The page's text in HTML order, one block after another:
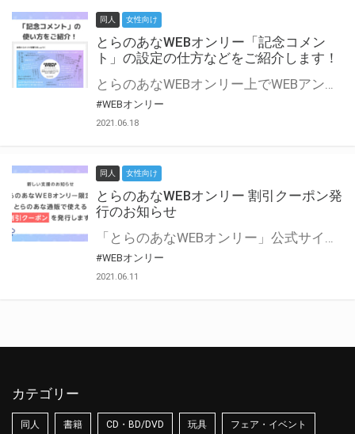
同人 女性向け
とらのあなWEBオンリー「記念コメン
ト」の設定の仕方などをご紹介します！
とらのあなWEBオンリー上でWEBアンソロジーが作成できる「記念コメント」について、その使い方や作成手順を解説します！ 支援タイプを「サークル参加型」「サークル参加型・マルシェ(イベント会場)機能付き」でお申し込みいただいている主催者様はぜひご活用ください♪ とらのあなWEBオンリーサイトはこちら
#WEBオンリー
2021.06.18
同人 女性向け
とらのあなWEBオンリー 割引クーポン発
行のお知らせ
「とらのあなWEBオンリー」公式サイトでとらのあな通販の「割引クーポン」を配布中！ イベントごとに開催当日限定で使える割引クーポンのシリアルコードを発行します。 とらのあなWEBオンリーのページをチェックして、イベント当日にお得にお買い物を楽しみましょう♪ ※本キャンペーンは予告なく終了する場合がございます。 とらのあなWEBオンリーサイトはこちら
#WEBオンリー
2021.06.11
カテゴリー
同人 書籍 CD・BD/DVD 玩具 フェア・イベント